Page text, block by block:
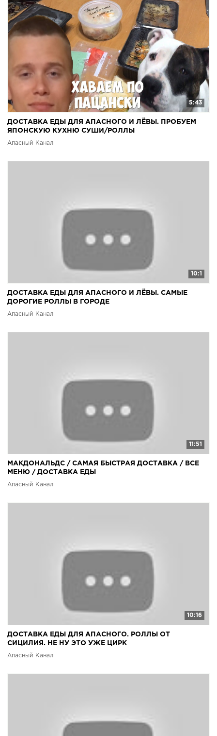
5:43
ДОСТАВКА ЕДЫ ДЛЯ АПАСНОГО И ЛЁВЫ. ПРОБУЕМ
ЯПОНСКУЮ КУХНЮ СУШИ/РОЛЛЫ
Апасный Канал
10:1
ДОСТАВКА ЕДЫ ДЛЯ АПАСНОГО И ЛЁВЫ. САМЫЕ
ДОРОГИЕ РОЛЛЫ В ГОРОДЕ
Апасный Канал
11:51
МАКДОНАЛЬДС / САМАЯ БЫСТРАЯ ДОСТАВКА / ВСЕ
МЕНЮ / ДОСТАВКА ЕДЫ
Апасный Канал
10:16
ДОСТАВКА ЕДЫ ДЛЯ АПАСНОГО. РОЛЛЫ ОТ
СИЦИЛИЯ. НЕ НУ ЭТО УЖЕ ЦИРК
Апасный Канал